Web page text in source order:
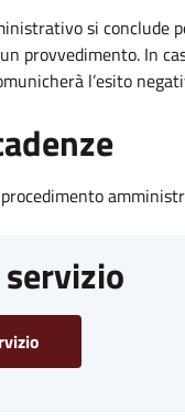
si conclude
provvedimento. In
l’esito